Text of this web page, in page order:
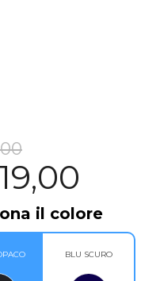
il colore
BLU SCURO